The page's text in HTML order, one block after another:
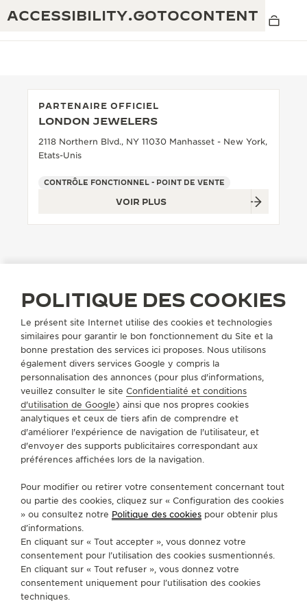
ACCESSIBILITY.GOTOCONTENT
THE REVERSO 1931 CAFÉ
EXPOSITION « THE PERPETUAL
REVERSO, INTEMPORELLE DEPUIS 1931
LE VIRTUOSE DU SON
L’ODYSSÉE SIDÉRALE
LE PIONNIER DE LA PRÉCISION
VOIR LES ÉVÉNEMENTS
EXCELLENCE : PLUS DE 190 ANS
INGÉNIOSITÉ : PLUS DE 1 400 CALIBRES
SAVOIR-FAIRE : 108 MÉTIERS
PARTENAIRE OFFICIEL
LONDON JEWELERS
2118 Northern Blvd., NY 11030 Manhasset - New York,
Etats-Unis
CONTRÔLE FONCTIONNEL - POINT DE VENTE
VOIR PLUS
TROUVER UNE BOUTIQUETOUS LES MAGASINS
AMÉRIQUE DU NORD ETATS-UNISMANHASSET
SUIVEZ-NOUS
S'INSCRIRE À LA NEWSLETTER
A PROPOS DE NOUS
SERVICES
CONTACT
POLITIQUE DES COOKIES
Le présent site Internet utilise des cookies et technologies
similaires pour garantir le bon fonctionnement du Site et la
bonne prestation des services ici proposes. Nous utilisons
également divers services Google y compris la
personnalisation des annonces (pour plus d'informations,
veuillez consulter le site Confidentialité et conditions
d'utilisation de Google) ainsi que nos propres cookies
analytiques et ceux de tiers afin de comprendre et
d'améliorer l'expérience de navigation de l'utilisateur, et
d'envoyer des supports publicitaires correspondant aux
préférences affichées lors de la navigation.
Pour modifier ou retirer votre consentement concernant tout
ou partie des cookies, cliquez sur « Configuration des cookies
» ou consultez notre Politique des cookies pour obtenir plus
d’informations.
En cliquant sur « Tout accepter », vous donnez votre
consentement pour l’utilisation des cookies susmentionnés.
En cliquant sur « Tout refuser », vous donnez votre
consentement uniquement pour l’utilisation des cookies
techniques.